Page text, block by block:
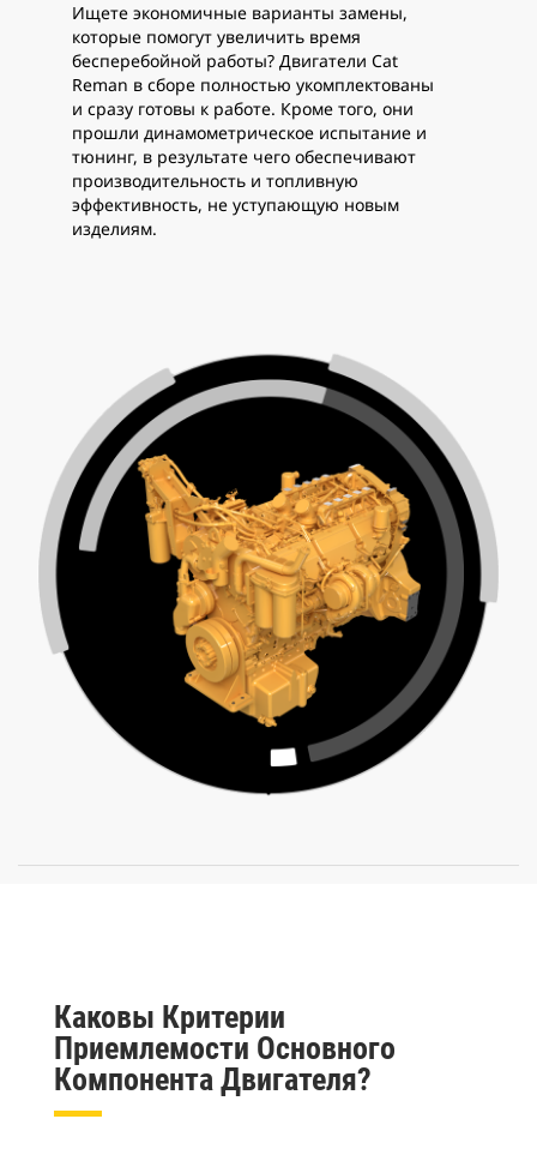
Ищете экономичные варианты замены,
которые помогут увеличить время
бесперебойной работы? Двигатели Cat
Reman в сборе полностью укомплектованы
и сразу готовы к работе. Кроме того, они
прошли динамометрическое испытание и
тюнинг, в результате чего обеспечивают
производительность и топливную
эффективность, не уступающую новым
изделиям.
Каковы Критерии
Приемлемости Основного
Компонента Двигателя?